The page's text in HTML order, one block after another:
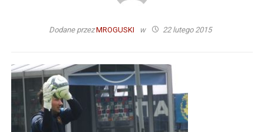
Dodane przezMROGUSKI w 22 lutego 2015